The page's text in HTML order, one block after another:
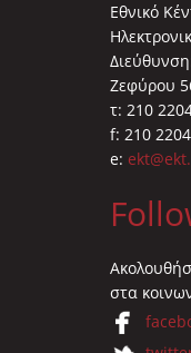
Εθνικό
Ζεφύρου
τ: 210
f: 210
e:
στα